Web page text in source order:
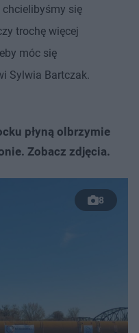
się
trochę więcej
móc się
Sylwia Bartczak.
płyną olbrzymie
Zobacz zdjęcia.
8